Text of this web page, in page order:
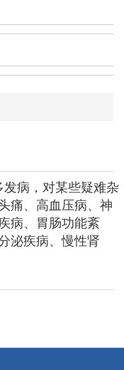
病，对某些疑难杂
痛、高血压病、神
病、胃肠功能紊
泌疾病、慢性肾